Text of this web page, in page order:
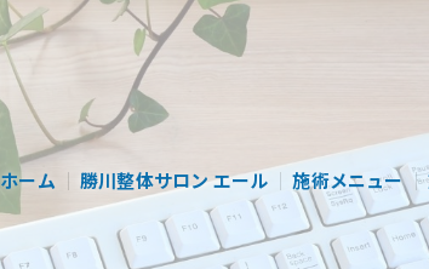
ホーム 勝川整体サロン エール 施術メニュー